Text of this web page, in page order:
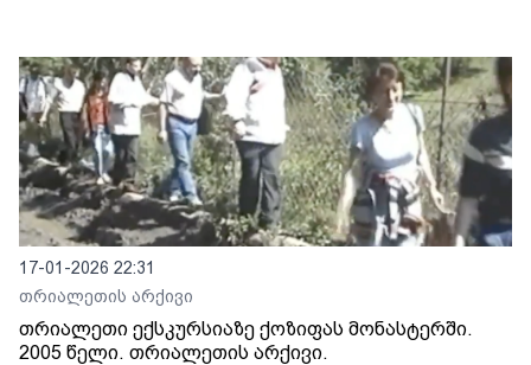
17-01-2026 22:31
თრიალეთის არქივი
თრიალეთი ექსკურსიაზე ქოზიფას მონასტერში.
2005 წელი. თრიალეთის არქივი.